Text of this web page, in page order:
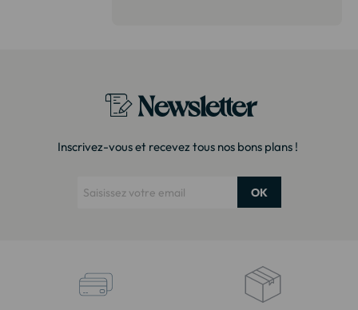
Newsletter
Inscrivez-vous et recevez tous nos bons plans !
OK